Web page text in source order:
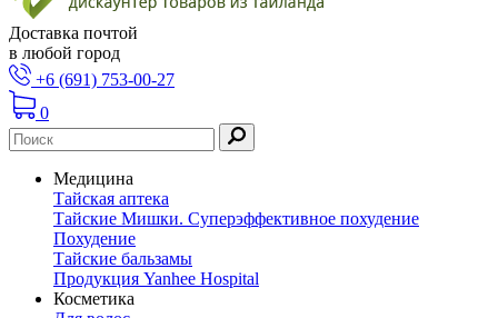
Доставка почтой
в любой город
+6 (691) 753-00-27
0
Медицина
Тайская аптека
Тайские Мишки. Суперэффективное похудение
Похудение
Тайские бальзамы
Продукция Yanhee Hospital
Косметика